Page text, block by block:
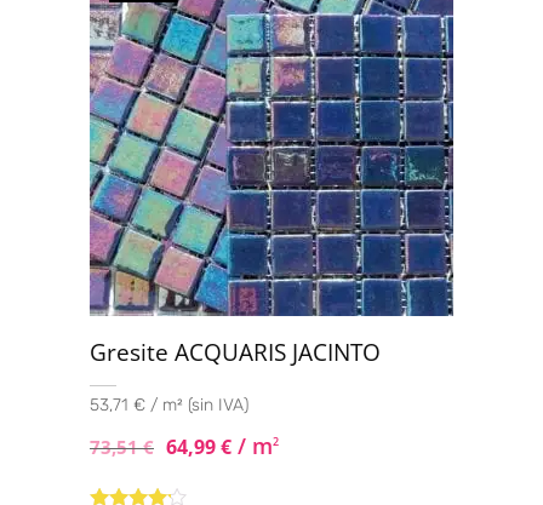
Gresite ACQUARIS JACINTO
53,71 € / m² (sin IVA)
73,51€ 64,99€ / m2